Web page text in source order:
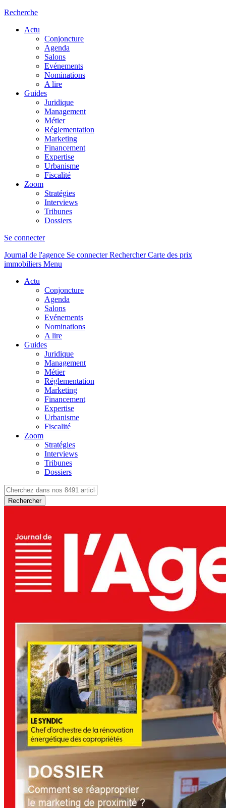
Recherche
Actu
Conjoncture
Agenda
Salons
Evénements
Nominations
A lire
Guides
Juridique
Management
Métier
Réglementation
Marketing
Financement
Expertise
Urbanisme
Fiscalité
Zoom
Stratégies
Interviews
Tribunes
Dossiers
Se connecter
Journal de l'agence Se connecterRechercher Carte des prix
immobiliers Menu
Actu
Conjoncture
Agenda
Salons
Evénements
Nominations
A lire
Guides
Juridique
Management
Métier
Réglementation
Marketing
Financement
Expertise
Urbanisme
Fiscalité
Zoom
Stratégies
Interviews
Tribunes
Dossiers
Rechercher